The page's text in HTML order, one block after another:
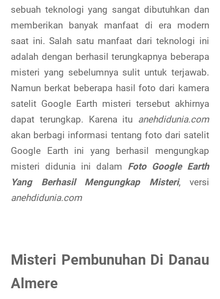
sebuah teknologi yang sangat dibutuhkan dan
memberikan banyak manfaat di era modern
saat ini. Salah satu manfaat dari teknologi ini
adalah dengan berhasil terungkapnya beberapa
misteri yang sebelumnya sulit untuk terjawab.
Namun berkat beberapa hasil foto dari kamera
satelit Google Earth misteri tersebut akhirnya
dapat terungkap. Karena itu anehdidunia.com
akan berbagi informasi tentang foto dari satelit
Google Earth ini yang berhasil mengungkap
misteri didunia ini dalam Foto Google Earth
Yang Berhasil Mengungkap Misteri, versi
anehdidunia.com
Misteri Pembunuhan Di Danau
Almere